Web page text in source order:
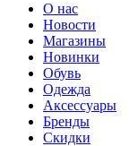
О нас
Новости
Магазины
Новинки
Обувь
Одежда
Аксессуары
Бренды
Скидки